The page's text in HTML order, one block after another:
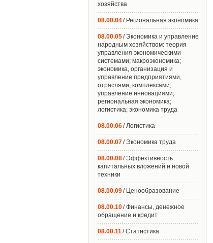
хозяйства
08.00.04/ Региональная экономика
08.00.05/ Экономика и управление
народным хозяйством: теория
управления экономическими
системами; макроэкономика;
экономика, организация и
управление предприятиями,
отраслями, комплексами;
управление инновациями;
региональная экономика;
логистика; экономика труда
08.00.06/ Логистика
08.00.07/ Экономика труда
08.00.08/ Эффективность
капитальных вложений и новой
техники
08.00.09/ Ценообразование
08.00.10/ Финансы, денежное
обращение и кредит
08.00.11/ Статистика